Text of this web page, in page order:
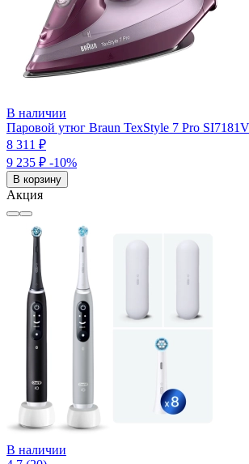
В наличии
Паровой утюг Braun TexStyle 7 Pro
8 311 ₽
9 235 ₽ -10%
В корзину
Акция
В наличии